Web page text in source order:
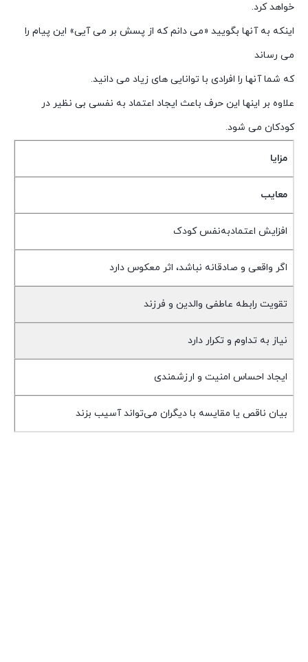
خواهد کرد.
اینکه به آنها بگویید «می دانم که از پسش بر می آیی» این پیام را
می رساند
که شما آنها را افرادی با توانایی های زیاد می دانید.
علاوه بر اینها این حرف باعث ایجاد اعتماد به نفسی بی نظیر در
کودکان می شود.
مزایا
معایب
افزایش اعتمادبه‌نفس کودک
اگر واقعی و صادقانه نباشد، اثر معکوس دارد
تقویت رابطه عاطفی والدین و فرزند
نیاز به تداوم و تکرار دارد
ایجاد احساس امنیت و ارزشمندی
بیان ناقص یا مقایسه با دیگران می‌تواند آسیب بزند